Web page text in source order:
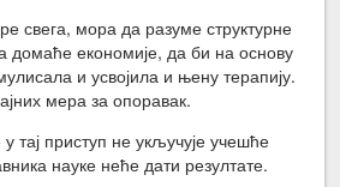
свега, мора да разуме структурне
домаће економије, да би на основу
и усвојила и њену терапију.
мера за опоравак.
тај приступ не укључује учешће
науке неће дати резултате.